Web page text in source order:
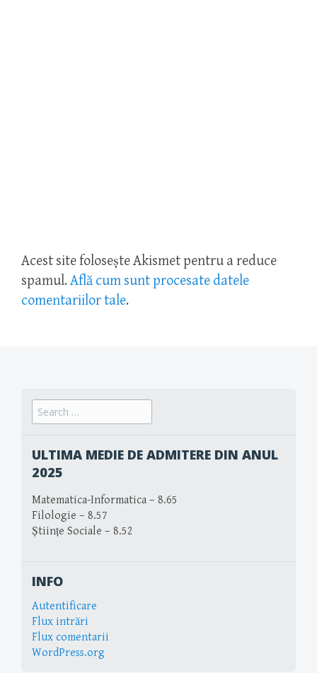
Acest site folosește Akismet pentru a reduce
spamul. Află cum sunt procesate datele
comentariilor tale.
Search
for:
ULTIMA MEDIE DE ADMITERE DIN ANUL
2025
Matematica-Informatica – 8.65
Filologie – 8.57
Științe Sociale – 8.52
INFO
Autentificare
Flux intrări
Flux comentarii
WordPress.org